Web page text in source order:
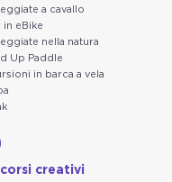
a cavallo
in eBike
nella natura
Up Paddle
in barca a vela
creativi